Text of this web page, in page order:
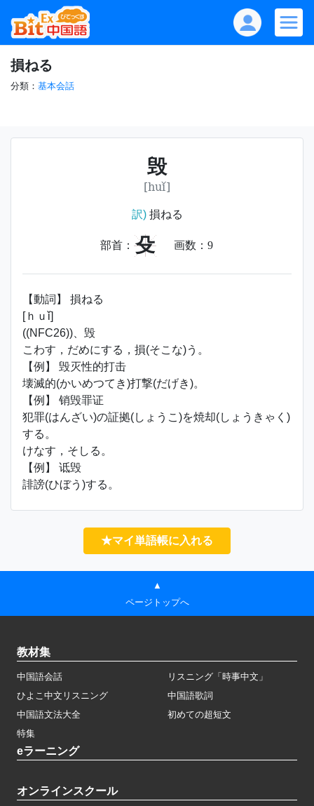
損ねる
分類： 基本会話
毁
[huǐ]
訳)損ねる
部首： 殳 画数： 9
【動詞】 損ねる
[ｈｕǐ]
((NFC26))、毁
こわす，だめにする，損(そこな)う。
【例】 毁灭性的打击
壊滅的(かいめつてき)打撃(だげき)。
【例】 销毁罪证
犯罪(はんざい)の証拠(しょうこ)を焼却(しょうきゃく)
する。
けなす，そしる。
【例】 诋毁
誹謗(ひぼう)する。
★マイ単語帳に入れる
▲
ページトップへ
教材集
中国語会話
リスニング「時事中文」
ひよこ中文リスニング
中国語歌詞
中国語文法大全
初めての超短文
特集
eラーニング
オンラインスクール